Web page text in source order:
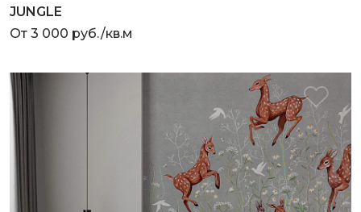
JUNGLE
От 3 000 руб./кв.м